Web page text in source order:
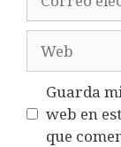
electrónico
Guarda
web en
que